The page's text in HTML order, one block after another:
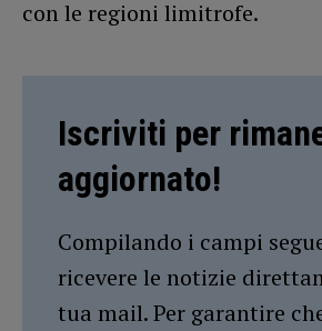
con le regioni limitrofe.
Iscriviti per
aggiornato!
Compilando i campi
ricevere le notizie
tua mail. Per garantire